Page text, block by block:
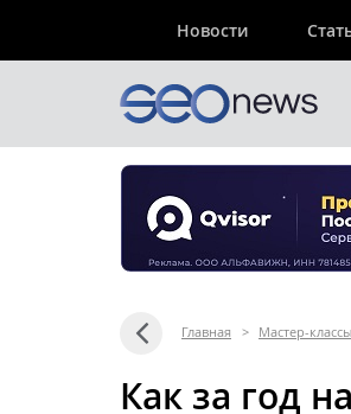
Новости
Главная > Мастер-классы
Как за год